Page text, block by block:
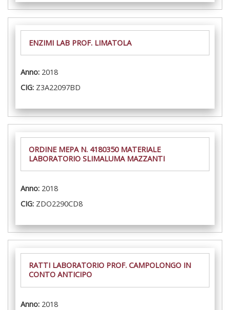
ENZIMI LAB PROF. LIMATOLA
Anno: 2018
CIG: Z3A22097BD
ORDINE MEPA N. 4180350 MATERIALE
LABORATORIO SLIMALUMA MAZZANTI
Anno: 2018
CIG: ZDO2290CD8
RATTI LABORATORIO PROF. CAMPOLONGO IN
CONTO ANTICIPO
Anno: 2018